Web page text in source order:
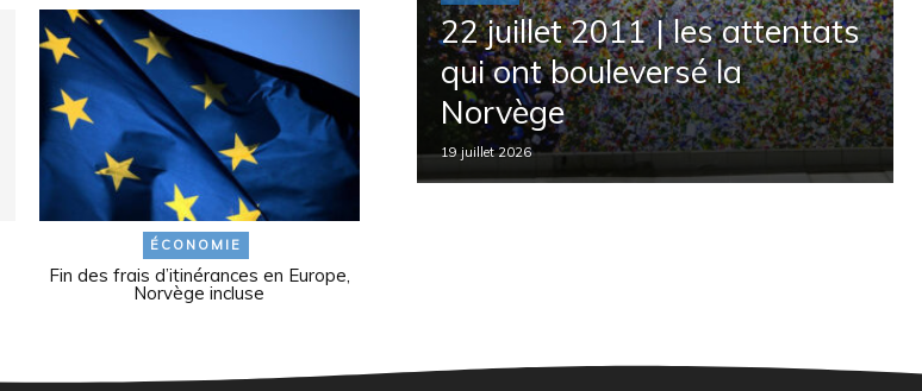
ÉCONOMIE
Fin des frais d’itinérances en Europe,
Norvège incluse
22 juillet 2011 | les attentats
qui ont bouleversé la
Norvège
19 juillet 2026